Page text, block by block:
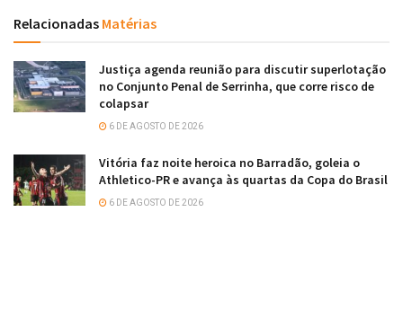
Relacionadas Matérias
Justiça agenda reunião para discutir superlotação
no Conjunto Penal de Serrinha, que corre risco de
colapsar
6 DE AGOSTO DE 2026
Vitória faz noite heroica no Barradão, goleia o
Athletico-PR e avança às quartas da Copa do Brasil
6 DE AGOSTO DE 2026